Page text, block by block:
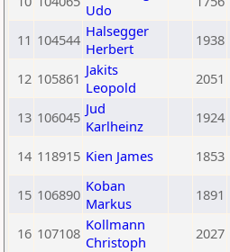
Udo
11 104544 Halsegger
Herbert
1938
12 105861 Jakits
Leopold
2051
13 106045 Jud
Karlheinz
1924
14 118915 Kien James 1853
15 106890 Koban
Markus
1891
16 107108 Kollmann
Christoph
2027